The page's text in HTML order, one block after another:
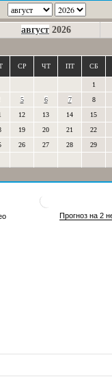
август 2026
СР ЧТ ПТ СБ
1
5 6 7 8
12 13 14 15
19 20 21 22
26 27 28 29